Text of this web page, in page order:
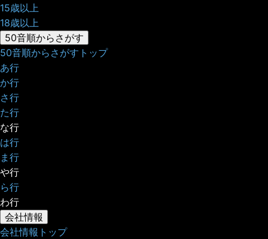
15歳以上
18歳以上
50音順からさがす
50音順からさがすトップ
あ行
か行
さ行
た行
な行
は行
ま行
や行
ら行
わ行
会社情報
会社情報トップ